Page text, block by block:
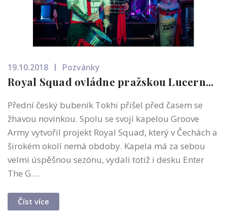
19.10.2018 Pozvánky
Royal Squad ovládne pražskou Lucern...
Přední český bubeník Tokhi přišel před časem se
žhavou novinkou. Spolu se svojí kapelou Groove
Army vytvořil projekt Royal Squad, který v Čechách a
širokém okolí nemá obdoby. Kapela má za sebou
velmi úspěšnou sezónu, vydali totiž i desku Enter
The G....
Číst více